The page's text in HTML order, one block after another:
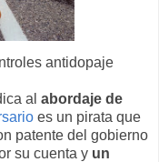
antidopaje
al abordaje de
es un pirata que
patente del gobierno
su cuenta y un